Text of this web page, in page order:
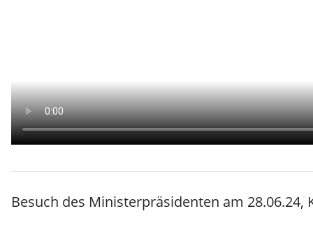
Besuch des Ministerpräsidenten am